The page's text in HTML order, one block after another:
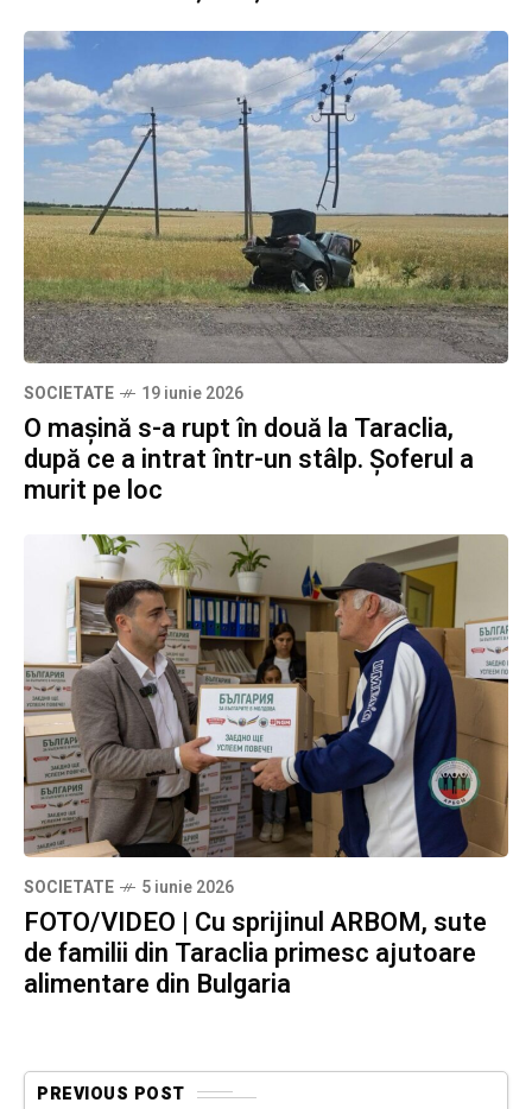
SOCIETATE 19 iunie 2026
O mașină s-a rupt în două la Taraclia,
după ce a intrat într-un stâlp. Șoferul a
murit pe loc
SOCIETATE 5 iunie 2026
FOTO/VIDEO | Cu sprijinul ARBOM, sute
de familii din Taraclia primesc ajutoare
alimentare din Bulgaria
PREVIOUS POST